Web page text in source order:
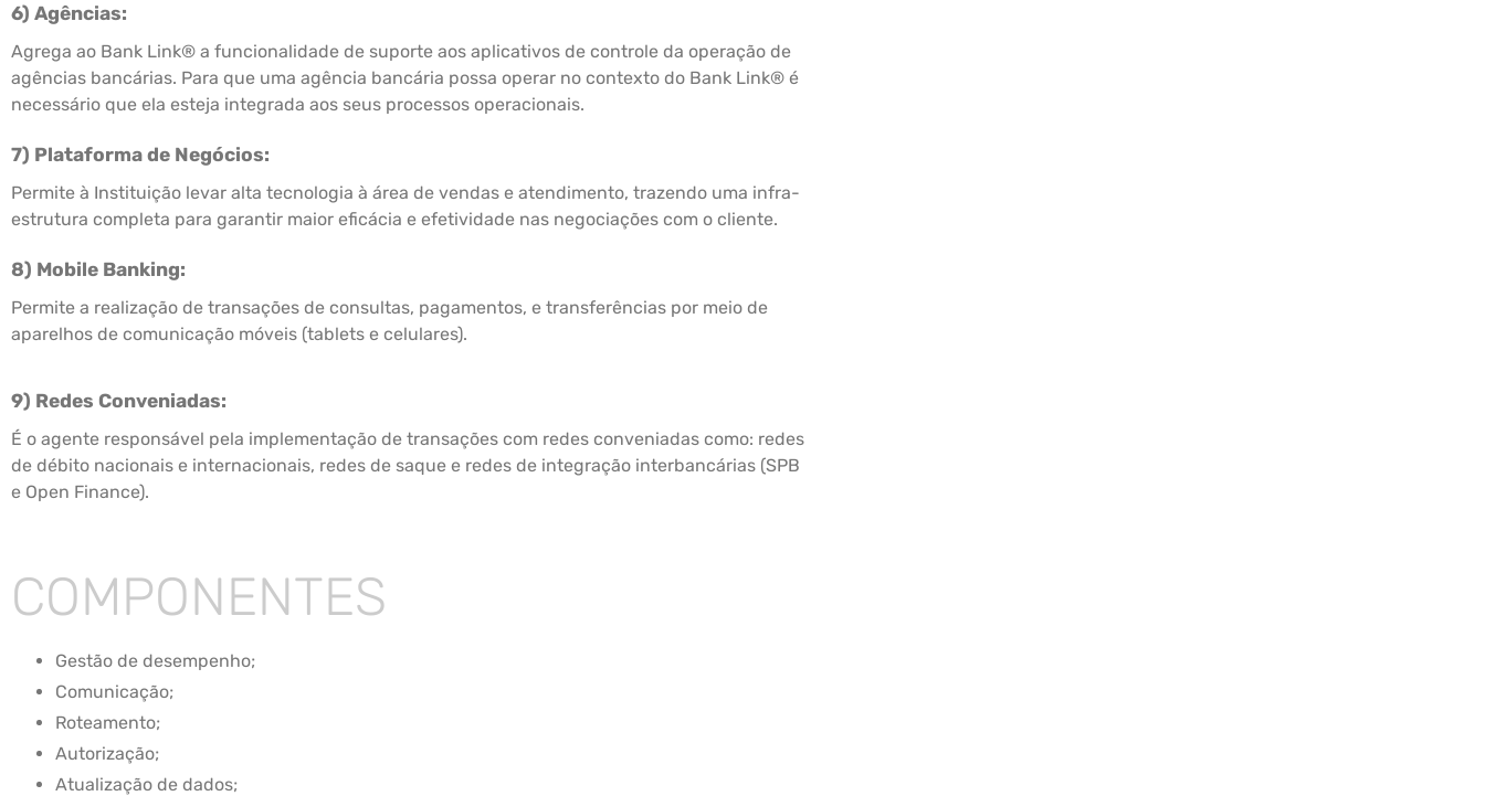
6) Agências:
Agrega ao Bank Link® a funcionalidade de suporte aos aplicativos de controle da operação de
agências bancárias. Para que uma agência bancária possa operar no contexto do Bank Link® é
necessário que ela esteja integrada aos seus processos operacionais.
7) Plataforma de Negócios:
Permite à Instituição levar alta tecnologia à área de vendas e atendimento, trazendo uma infra-
estrutura completa para garantir maior eficácia e efetividade nas negociações com o cliente.
8) Mobile Banking:
Permite a realização de transações de consultas, pagamentos, e transferências por meio de
aparelhos de comunicação móveis (tablets e celulares).
9) Redes Conveniadas:
É o agente responsável pela implementação de transações com redes conveniadas como: redes
de débito nacionais e internacionais, redes de saque e redes de integração interbancárias (SPB
e Open Finance).
COMPONENTES
Gestão de desempenho;
Comunicação;
Roteamento;
Autorização;
Atualização de dados;